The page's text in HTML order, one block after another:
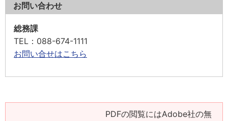
お問い合わせ
総務課
TEL ：088-674-1111
お問い合せはこちら
PDFの閲覧にはAdobe社の無